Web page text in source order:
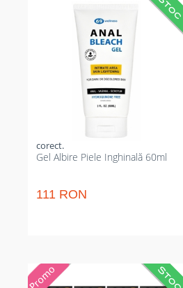
Gel Albire Piele Inghinală 60ml
111 RON
Gel concentrat pentru albirea
uniformă a zonei intime, vizibil în
câteva săptămâni. Reduce
hiperpigmentarea și menține
hidratarea pielii sensibile.
Corespunzător pentru remediu
local regulat, excluzând
intervenții chirurgicale intruzive.
60 ml dozare clară pentru
tratament perfect protejat de
corect.
Ciocolată afrodisiacă pentru